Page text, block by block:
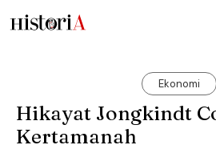
Ekonomi
Hikayat Jongkindt
Kertamanah